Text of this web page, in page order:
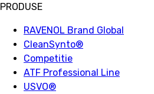
PRODUSE
RAVENOL Brand Global
CleanSynto®
Competitie
ATF Professional Line
USVO®